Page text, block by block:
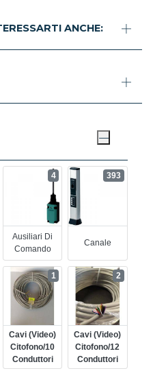
ANCHE:
Ausiliari Di
Comando
4
Canale
393
Cavi (video)
Citofono/10
Conduttori
1
Cavi (video)
Citofono/12
Conduttori
2